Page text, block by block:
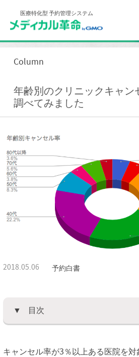
医療特化型 予約管理システム
Column
年齢別のクリニックキャン
調べてみました
2018.05.06 予約白書
目次
キャンセル率が3％以上ある医院を